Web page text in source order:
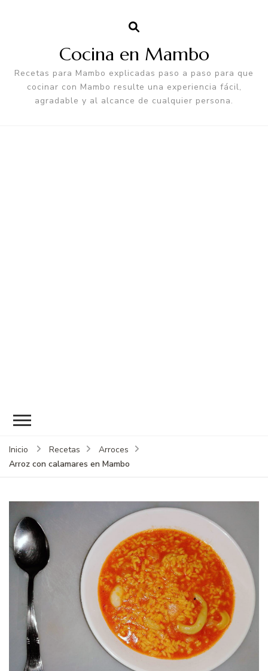
Cocina en Mambo
Recetas para Mambo explicadas paso a paso para que
cocinar con Mambo resulte una experiencia fácil,
agradable y al alcance de cualquier persona.
Inicio Recetas
Arroces
Arroz con calamares en Mambo